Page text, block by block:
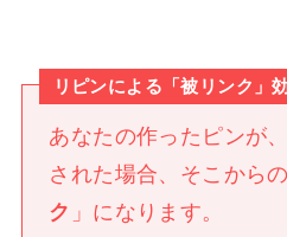
リピンによる「被リンク」
あなたの作ったピンが
された場合、そこから
ク 」になります。